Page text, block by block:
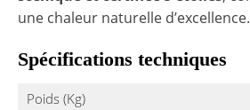
une chaleur naturelle d’excellence.
Spécifications techniques
Poids (Kg)